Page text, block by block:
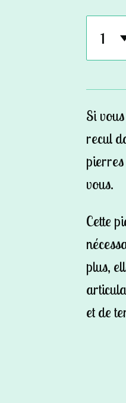
Si
recul
vous.
Cette
plus,
et de